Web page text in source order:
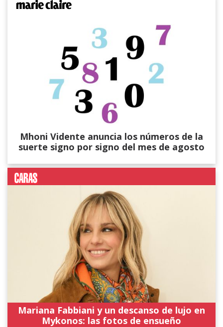
Mhoni Vidente anuncia los números de la
suerte signo por signo del mes de agosto
Mariana Fabbiani y un descanso de lujo en
Mykonos: las fotos de ensueño